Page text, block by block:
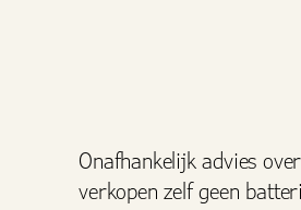
Onafhankelijk advies
verkopen zelf geen